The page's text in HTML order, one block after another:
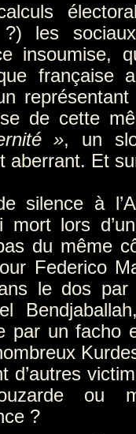
les
insoumise,
française
représentant
de cette
», un
aberrant. Et
silence à
mort lors
du même
Federico
le dos
par un facho
ou
?